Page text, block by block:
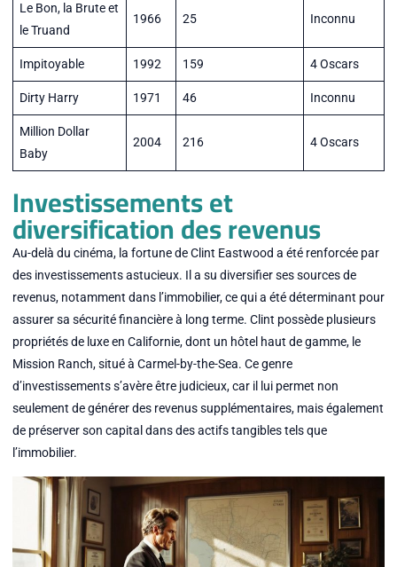
Le Bon, la Brute et
le Truand
1966 25 Inconnu
Impitoyable 1992 159 4 Oscars
Dirty Harry 1971 46 Inconnu
Million Dollar
Baby
2004 216 4 Oscars
Investissements et
diversification des revenus
Au-delà du cinéma, la fortune de Clint Eastwood a été renforcée par
des investissements astucieux. Il a su diversifier ses sources de
revenus, notamment dans l’immobilier, ce qui a été déterminant pour
assurer sa sécurité financière à long terme. Clint possède plusieurs
propriétés de luxe en Californie, dont un hôtel haut de gamme, le
Mission Ranch, situé à Carmel-by-the-Sea. Ce genre
d’investissements s’avère être judicieux, car il lui permet non
seulement de générer des revenus supplémentaires, mais également
de préserver son capital dans des actifs tangibles tels que
l’immobilier.